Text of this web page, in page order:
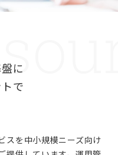
に
で
スを中小規模ニーズ向け